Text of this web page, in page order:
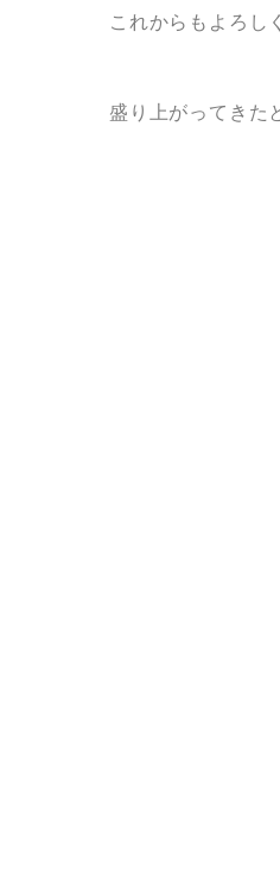
これからもよろし
盛り上がってきた